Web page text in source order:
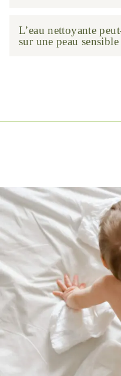
L’eau nettoyante
sur une peau sensible